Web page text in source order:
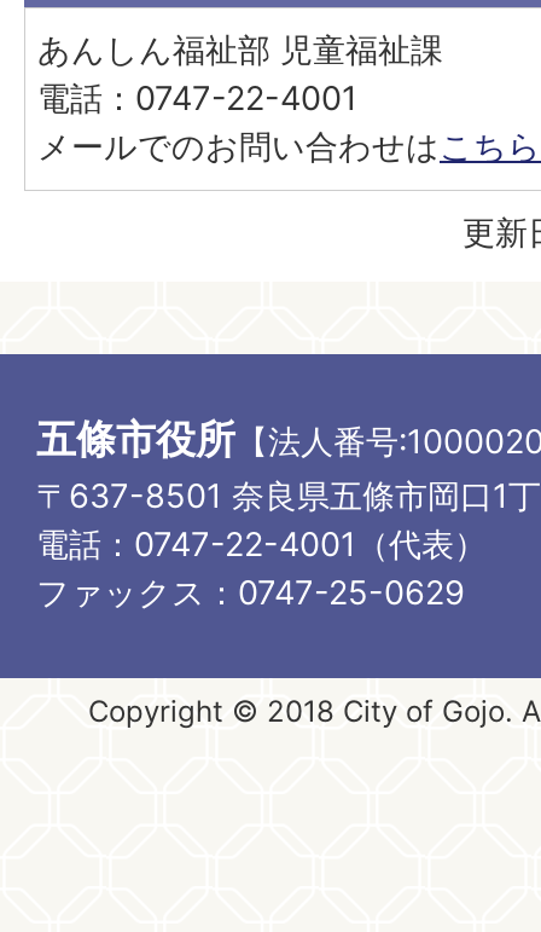
あんしん福祉部 児童福祉課
電話：0747-22-4001
メールでのお問い合わせはこちら
更新
五條市役所 【法人番号
〒637-8501 奈良県五條市岡口1
電話：0747-22-4001（代表）
ファックス：0747-25-0629
Copyright © 2018 City of Gojo.